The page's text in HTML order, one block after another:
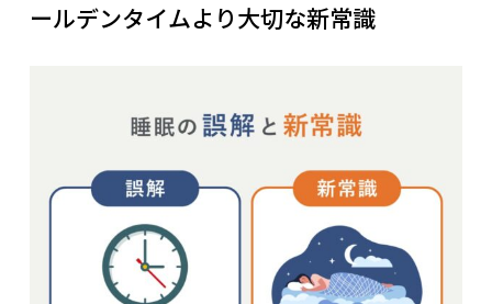
ールデンタイムより大切な新常識